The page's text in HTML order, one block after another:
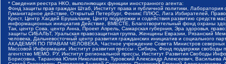
* Сведения реестра НКО, выполняющих функции иностранного агента:
Фонд защиты прав граждан Штаб, Институт права и публичной политики,
Гуманитарное действие, Открытый Петербург, Феникс ПЛЮС, Лига Избирателей,
Крест, Центр Хасдей Ерушалаим, Центр поддержки и содействия развитию средств
информационных инициатив Действие, ВМЕСТЕ, Благотворительный фонд охраны
Так, центр Сова, центр Анна, Проект Апрель, Самарская губерния, Эра здоровья,
защиты СИБАЛЬТ, Уральская правозащитная группа, Женщины Евразии, Рязанский
человека, Дальневосточный центр развития гражданских инициатив и социального
АКАДЕМИЯ ПО ПРАВАМ ЧЕЛОВЕКА, Частное учреждение Совета Министров северных
Массовой Информации, Институт развития прессы - Сибирь, Фонд поддержки
агентство МЕМО. РУ, Институт региональной прессы, Институт Развития Свободы
Борисовна, Таранова Юлия Николаевна, Туровский Александр Алексеевич,